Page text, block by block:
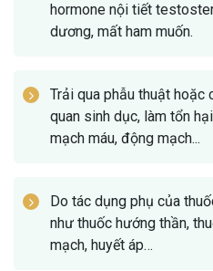
hormone nội tiết
dương, mất ham muốn.
Trải qua phẫu thuật hoặc
quan sinh dục, làm tổn
mạch máu, động mạch...
Do tác dụng phụ của
như thuốc hướng thần,
mạch, huyết áp…